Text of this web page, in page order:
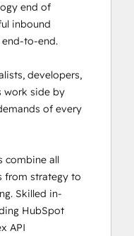
Software
Partners
end of
inbound
to-end.
developers,
work side by
of every
combine all
from strategy to
Skilled in-
HubSpot
API